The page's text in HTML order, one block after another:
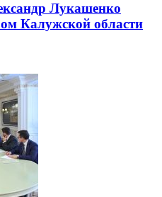
Лукашенко
Калужской области